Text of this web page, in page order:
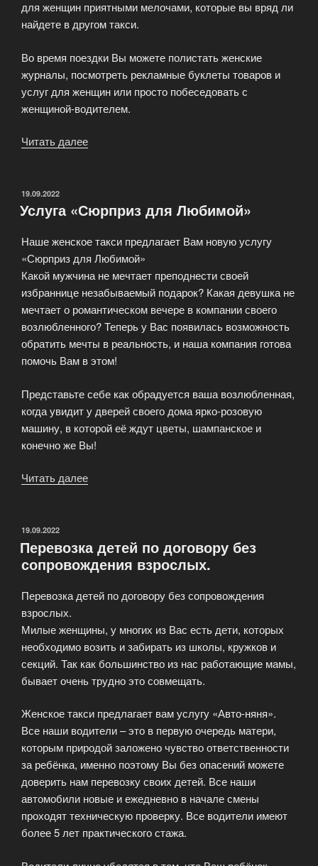
для женщин приятными мелочами, которые вы вряд ли
найдете в другом такси.
Во время поездки Вы можете полистать женские
журналы, посмотреть рекламные буклеты товаров и
услуг для женщин или просто побеседовать с
женщиной-водителем.
Читать далее
ОПУБЛИКОВАНО
19.09.2022
Услуга «Сюрприз для Любимой»
Наше женское такси предлагает Вам новую услугу
«Сюрприз для Любимой»
Какой мужчина не мечтает преподнести своей
избраннице незабываемый подарок? Какая девушка не
мечтает о романтическом вечере в компании своего
возлюбленного? Теперь у Вас появилась возможность
обратить мечты в реальность, и наша компания готова
помочь Вам в этом!
Представьте себе как обрадуется ваша возлюбленная,
когда увидит у дверей своего дома ярко-розовую
машину, в которой её ждут цветы, шампанское и
конечно же Вы!
Читать далее
ОПУБЛИКОВАНО
19.09.2022
Перевозка детей по договору без
сопровождения взрослых.
Перевозка детей по договору без сопровождения
взрослых.
Милые женщины, у многих из Вас есть дети, которых
необходимо возить и забирать из школы, кружков и
секций. Так как большинство из нас работающие мамы,
бывает очень трудно это совмещать.
Женское такси предлагает вам услугу «Авто-няня».
Все наши водители – это в первую очередь матери,
которым природой заложено чувство ответственности
за ребёнка, именно поэтому Вы без опасений можете
доверить нам перевозку своих детей. Все наши
автомобили новые и ежедневно в начале смены
проходят техническую проверку. Все водители имеют
более 5 лет практического стажа.